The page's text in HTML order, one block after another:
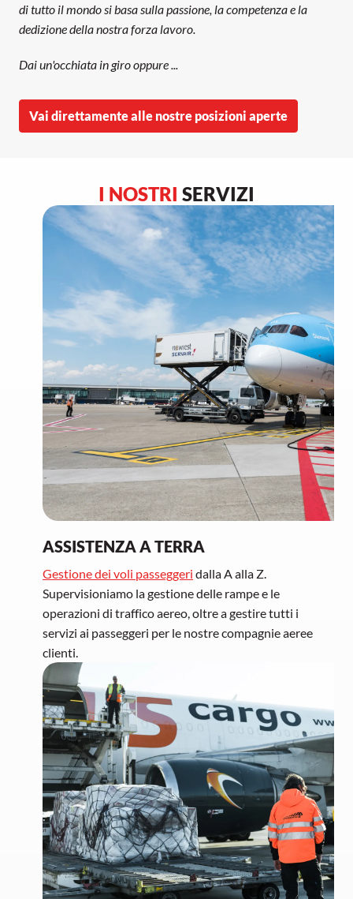
di tutto il mondo si basa sulla passione, la competenza e la
dedizione della nostra forza lavoro.
Dai un'occhiata in giro oppure ...
Vai direttamente alle nostre posizioni aperte
I NOSTRI SERVIZI
ASSISTENZA A TERRA
Gestione dei voli passeggeri dalla A alla Z.
Supervisioniamo la gestione delle rampe e le
operazioni di traffico aereo, oltre a gestire tutti i
servizi ai passeggeri per le nostre compagnie aeree
clienti.